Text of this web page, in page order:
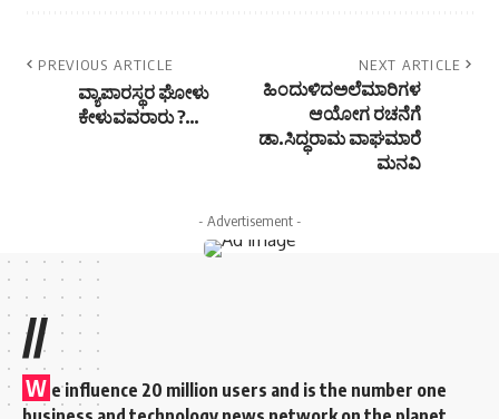
PREVIOUS ARTICLE
ವ್ಯಾಪಾರಸ್ಥರ ಘೋಳು
ಕೇಳುವವರಾರು ?…
NEXT ARTICLE
ಹಿಂದುಳಿದಅಲೆಮಾರಿಗಳ
ಆಯೋಗ ರಚನೆಗೆ
ಡಾ.ಸಿದ್ಧರಾಮ ವಾಘಮಾರೆ
ಮನವಿ
- Advertisement -
//
W e influence 20 million users and is the number one